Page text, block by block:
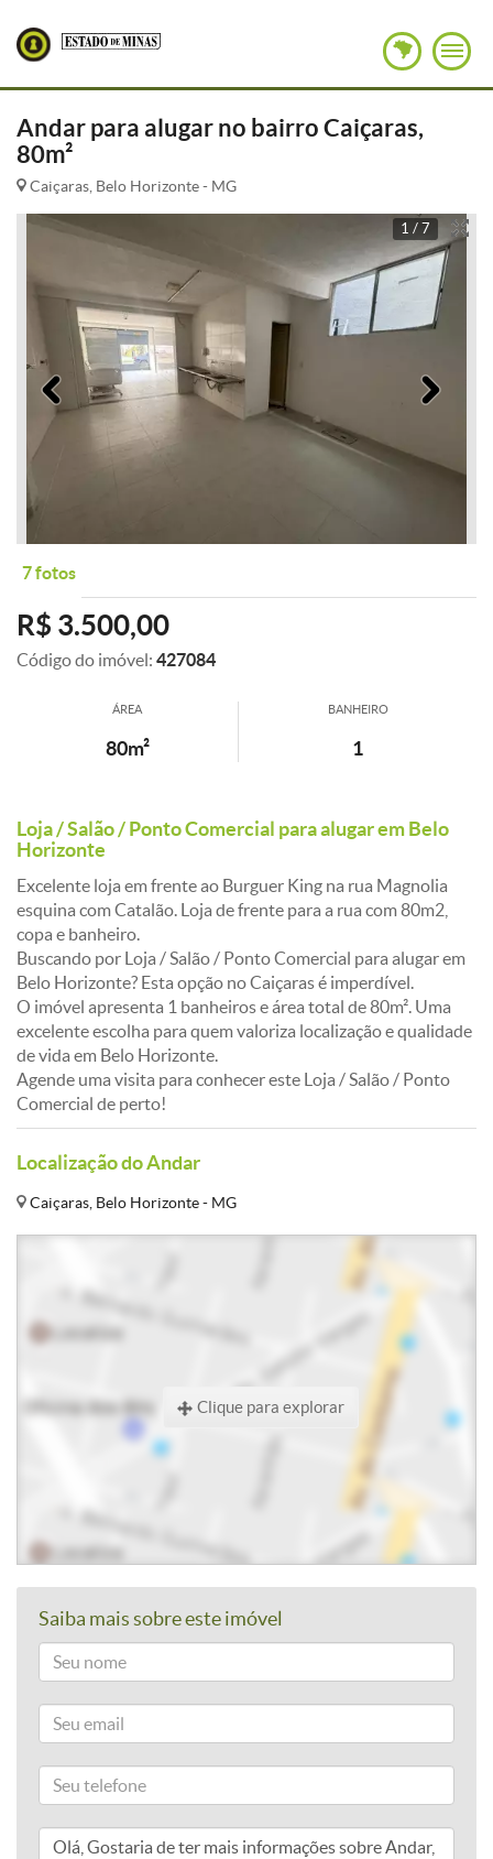
Andar para alugar no bairro Caiçaras,
80m²
Caiçaras, Belo Horizonte - MG
1 / 7
Anterior
7 fotos
R$ 3.500,00
Código do imóvel: 427084
ÁREA
80m²
BANHEIRO
1
Loja / Salão / Ponto Comercial para alugar em Belo
Horizonte
Excelente loja em frente ao Burguer King na rua Magnolia
esquina com Catalão. Loja de frente para a rua com 80m2,
copa e banheiro.
Buscando por Loja / Salão / Ponto Comercial para alugar em
Belo Horizonte? Esta opção no Caiçaras é imperdível.
O imóvel apresenta 1 banheiros e área total de 80m². Uma
excelente escolha para quem valoriza localização e qualidade
de vida em Belo Horizonte.
Agende uma visita para conhecer este Loja / Salão / Ponto
Comercial de perto!
Localização do Andar
Caiçaras, Belo Horizonte - MG
Clique para explorar
Saiba mais sobre este imóvel